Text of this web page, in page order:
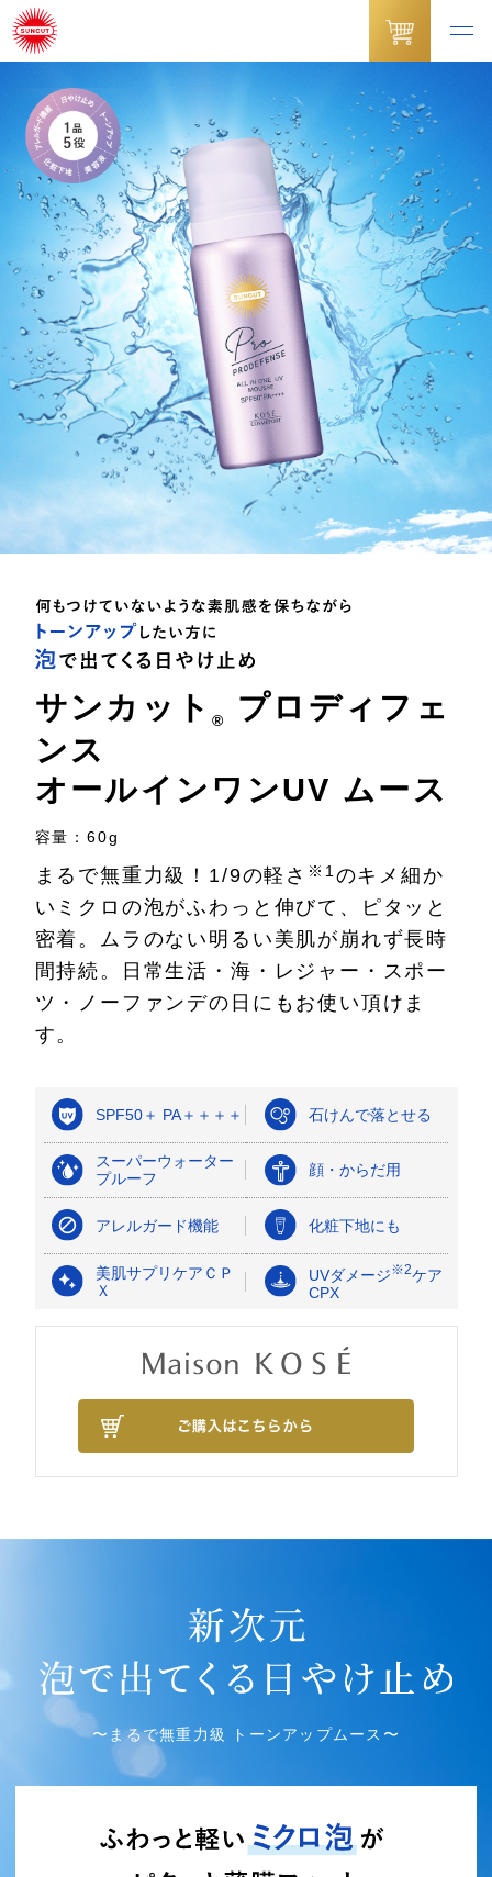
サンカット ®
プロディフェ
ンス
オールインワンUV ムース
容量：60g
まるで無重力級！1/9の軽さ ※1のキメ細か
いミクロの泡がふわっと 伸びて、ピタッと
密着。ムラのない明るい美肌が崩れず長時
間持続。
日常生活・海・レジャー・スポー
ツ・ノーファンデの日にもお使い頂けま
す。
SPF50＋ PA＋＋＋＋ 石けんで落とせる
スーパーウォーター
プルーフ
顔・からだ用
アレルガード機能 化粧下地にも
美肌サプリケアＣＰ
Ｘ
UVダメージ※2ケア
CPX
〜まるで無重力級 トーンアップムース〜